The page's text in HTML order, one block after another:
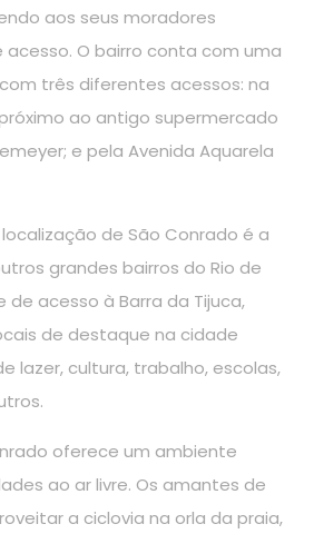
aos seus moradores
acesso. O bairro conta com uma
três diferentes acessos: na
ao antigo supermercado
e pela Avenida Aquarela
de São Conrado é a
grandes bairros do Rio de
de acesso à Barra da Tijuca,
de destaque na cidade
lazer, cultura, trabalho, escolas,
oferece um ambiente
ao ar livre. Os amantes de
a ciclovia na orla da praia,